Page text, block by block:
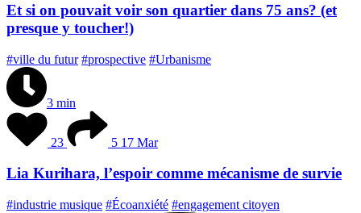
Et si on pouvait voir son quartier dans 75 ans? (et
presque y toucher!)
#ville du futur #prospective #Urbanisme
3 min
23 5 17 Mar
Lia Kurihara, l’espoir comme mécanisme de survie
#industrie musique #Écoanxiété #engagement citoyen